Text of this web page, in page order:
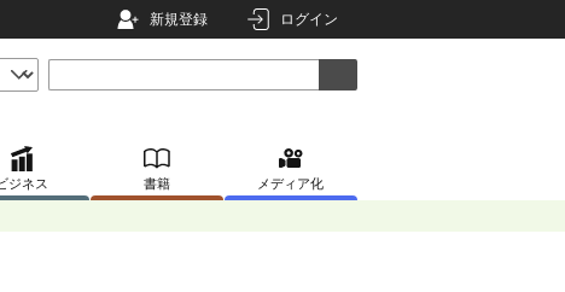
新規登録 ログイン
ジネス 書籍 メディア化